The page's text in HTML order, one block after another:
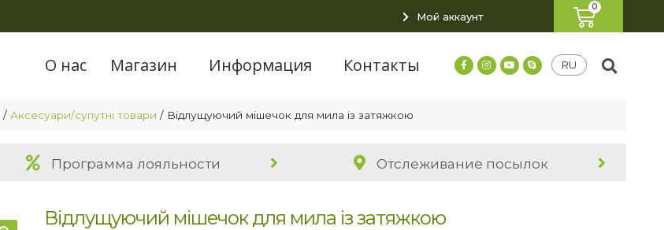
Мой аккаунт
О нас Магазин Информация Контакты RU
/ Аксесуари/супутні товари / Відлущуючий мішечок для мила із затяжкою
Программа лояльности Отслеживание посылок
Відлущуючий мішечок для мила із затяжкою